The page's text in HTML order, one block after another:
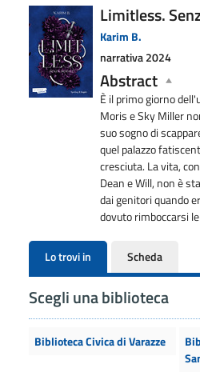
Dettaglio
del
documento
Limitless.
Karim B.
narrativa2024
Abstract
È il primo giorno
Moris e Sky Miller
suo sogno di
quel palazzo
cresciuta. La vita,
Dean e Will, non è
dai genitori quando
dovuto rimboccarsi
Lo trovi in Scheda
Scegli una biblioteca
Biblioteca Civica di Varazze